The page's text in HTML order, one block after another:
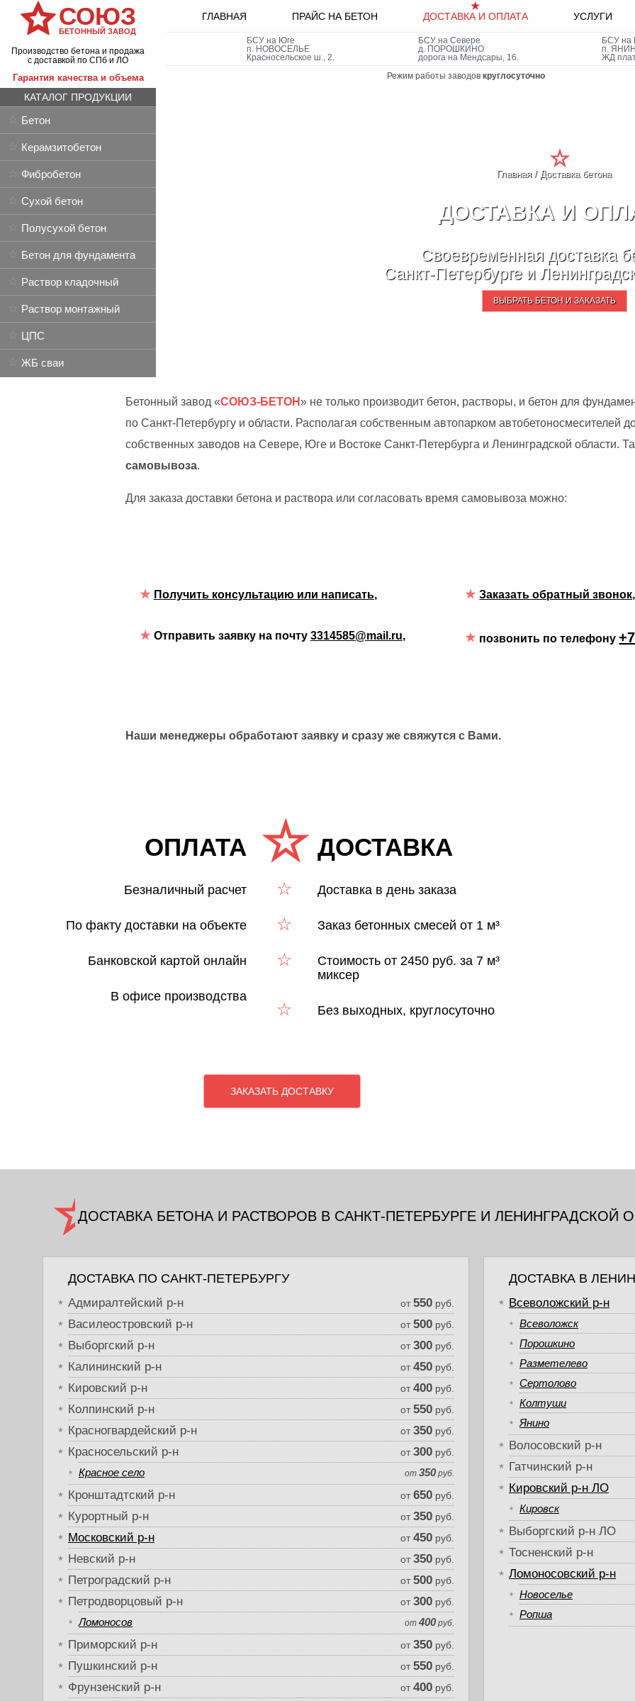
СОЮЗ
БЕТОННЫЙ ЗАВОД
Производство бетона и продажа
с доставкой по СПб и ЛО
Гарантия качества и объема
ГЛАВНАЯ ПРАЙС НА БЕТОН ДОСТАВКА И ОПЛАТА УСЛУГИ
БСУ на Юге
п. НОВОСЕЛЬЕ
Красносельское ш., 2.
БСУ на Севере
д. ПОРОШКИНО
дорога на Мендсары, 16.
БСУ на
п.
ЖД
Режим работы заводов круглосуточно
КАТАЛОГ ПРОДУКЦИИ
Бетон
Керамзитобетон
Фибробетон
Сухой бетон
Полусухой бетон
Бетон для фундамента
Раствор кладочный
Раствор монтажный
ЦПС
ЖБ сваи
Главная / Доставка бетона
ДОСТАВКА И
Своевременная доставка
Санкт-Петербургеи
ВЫБРАТЬ БЕТОН И ЗАКАЗАТЬ
Бетонный завод «СОЮЗ-БЕТОН» не только производит бетон, растворы, и бетон для
по Санкт-Петербургу и области. Располагая собственным автопарком автобетоносмесителей
собственных заводов на Севере, Юге и Востоке Санкт-Петербурга и Ленинградской области.
самовывоза.
Для заказа доставки бетона и раствора или согласовать время самовывоза можно:
Получить консультацию или написать, Заказать обратный звонок,
Отправить заявку на почту 3314585@mail.ru, позвонить по телефону
Наши менеджеры обработают заявку и сразу же свяжутся с Вами.
ОПЛАТА
Безналичный расчет
По факту доставки на объекте
Банковской картой онлайн
В офисе производства
ДОСТАВКА
Доставка в день заказа
Заказ бетонных смесей от 1 м³
Стоимость от 2450 руб. за 7 м³
миксер
Без выходных, круглосуточно
ЗАКАЗАТЬ ДОСТАВКУ
ДОСТАВКА БЕТОНА И РАСТВОРОВ В САНКТ-ПЕТЕРБУРГЕ И ЛЕНИНГРАДСКОЙ
ДОСТАВКА ПО САНКТ-ПЕТЕРБУРГУ
Адмиралтейский р-н от550 руб.
Василеостровский р-н от500 руб.
Выборгский р-н от300 руб.
Калининский р-н от450 руб.
Кировский р-н от400 руб.
Колпинский р-н от550 руб.
Красногвардейский р-н от350 руб.
Красносельский р-н от300 руб.
Красное село от 350руб.
Кронштадтский р-н от650 руб.
Курортный р-н от350 руб.
Московский р-н от450 руб.
Невский р-н от350 руб.
Петроградский р-н от500 руб.
Петродворцовый р-н от300 руб.
Ломоносов от 400руб.
Приморский р-н от350 руб.
Пушкинский р-н от550 руб.
Фрунзенский р-н от400 руб.
ДОСТАВКА В
Всеволожский р-н
Всеволожск
Порошкино
Разметелево
Сертолово
Колтуши
Янино
Волосовский р-н
Гатчинский р-н
Кировский р-н ЛО
Кировск
Выборгский р-н ЛО
Тосненский р-н
Ломоносовский р-н
Новоселье
Ропша